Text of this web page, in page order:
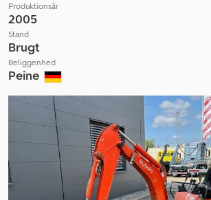
Produktionsår
2005
Stand
Brugt
Beliggenhed
Peine